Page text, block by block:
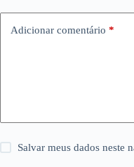
Adicionar comentário *
Salvar meus dados neste